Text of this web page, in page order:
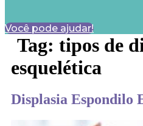
Você pode ajudar!
Tag: tipos de
esquelética
Displasia Espondilo